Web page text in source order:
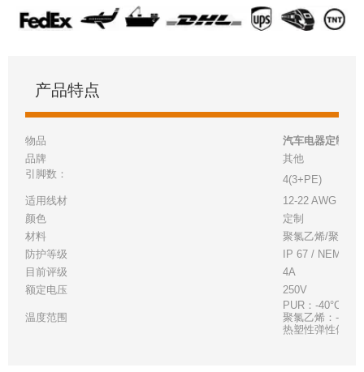
产品特点
物品
汽车电器定制型
品牌
其他
引脚数：
4(3+PE)
适用线材
12-22 AWG，搁
颜色
定制
材料
聚氯乙烯/聚氨酯
防护等级
IP 67 / NEMA 6P
目前评级
4A
额定电压
250V
温度范围
PUR：-40°C (-
聚氯乙烯：-
热塑性弹性体：-